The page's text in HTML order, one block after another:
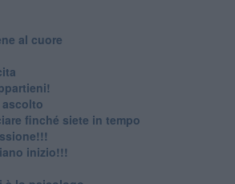
al cuore
finché siete in tempo
inizio!!!